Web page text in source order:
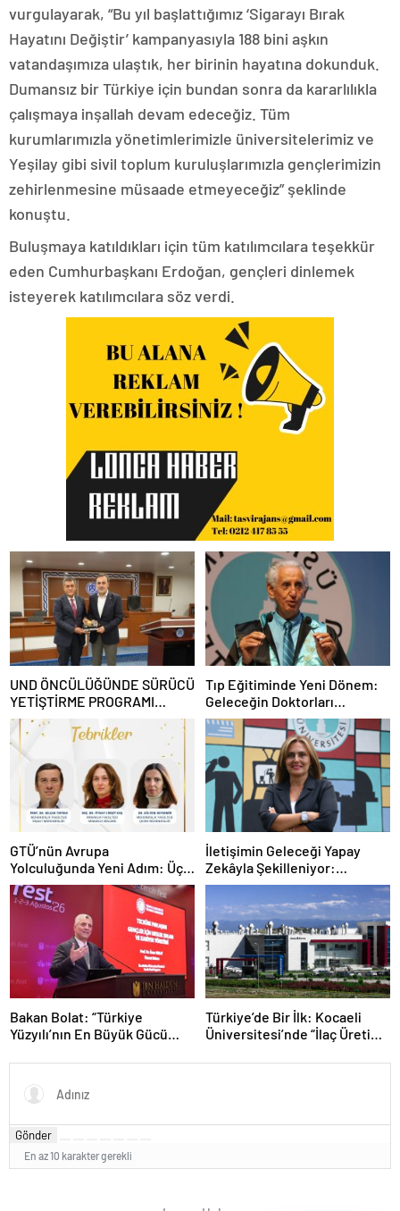
vurgulayarak, “Bu yıl başlattığımız ‘Sigarayı Bırak
Hayatını Değiştir’ kampanyasıyla 188 bini aşkın
vatandaşımıza ulaştık, her birinin hayatına dokunduk.
Dumansız bir Türkiye için bundan sonra da kararlılıkla
çalışmaya inşallah devam edeceğiz. Tüm
kurumlarımızla yönetimlerimizle üniversitelerimiz ve
Yeşilay gibi sivil toplum kuruluşlarımızla gençlerimizin
zehirlenmesine müsaade etmeyeceğiz” şeklinde
konuştu.
Buluşmaya katıldıkları için tüm katılımcılara teşekkür
eden Cumhurbaşkanı Erdoğan, gençleri dinlemek
isteyerek katılımcılara söz verdi.
UND ÖNCÜLÜĞÜNDE SÜRÜCÜ
YETİŞTİRME PROGRAMI
KONYA’DA İLK MEZUNLARINI
VERDİ
Tıp Eğitiminde Yeni Dönem:
Geleceğin Doktorları
Teknolojiyi de Bilecek
GTÜ’nün Avrupa
Yolculuğunda Yeni Adım: Üç
Proje, Üç Stratejik Hedef
İletişimin Geleceği Yapay
Zekâyla Şekilleniyor:
“Başarının Anahtarı İnsan
Dokunuşu”
Bakan Bolat: “Türkiye
Yüzyılı’nın En Büyük Gücü
Gençlerimizdir”
Türkiye’de Bir İlk: Kocaeli
Üniversitesi’nde “İlaç Üretim
Gönder
En az 10 karakter gerekli